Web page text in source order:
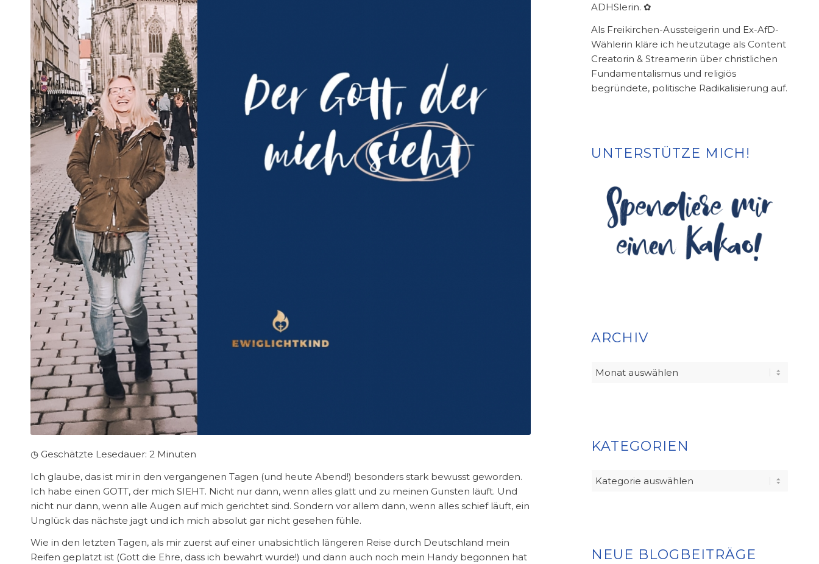
◷ Geschätzte Lesedauer: 2 Minuten
Ich glaube, das ist mir in den vergangenen Tagen (und heute Abend!) besonders stark bewusst geworden.
Ich habe einen GOTT, der mich SIEHT. Nicht nur dann, wenn alles glatt und zu meinen Gunsten läuft. Und
nicht nur dann, wenn alle Augen auf mich gerichtet sind. Sondern vor allem dann, wenn alles schief läuft, ein
Unglück das nächste jagt und ich mich absolut gar nicht gesehen fühle.
Wie in den letzten Tagen, als mir zuerst auf einer unabsichtlich längeren Reise durch Deutschland mein
Reifen geplatzt ist (Gott die Ehre, dass ich bewahrt wurde!) und dann auch noch mein Handy begonnen hat
ADHSlerin. ✿
Als Freikirchen-Aussteigerin und Ex-AfD-
Wählerin kläre ich heutzutage als Content
Creatorin & Streamerin über christlichen
Fundamentalismus und religiös
begründete, politische Radikalisierung auf.
UNTERSTÜTZE MICH!
ARCHIV
KATEGORIEN
Kategorien
NEUE BLOGBEITRÄGE